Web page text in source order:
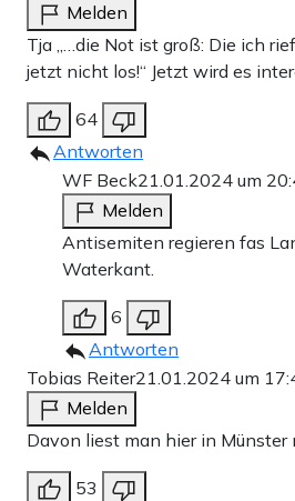
Melden
Tja „…die Not ist groß: Die ich
jetzt nicht los!“ Jetzt wird es
64
Antworten
WF Beck21.01.2024 um
Melden
Antisemiten regieren fas
Waterkant.
6
Antworten
Tobias Reiter21.01.2024 um
Melden
Davon liest man hier in Münster
53